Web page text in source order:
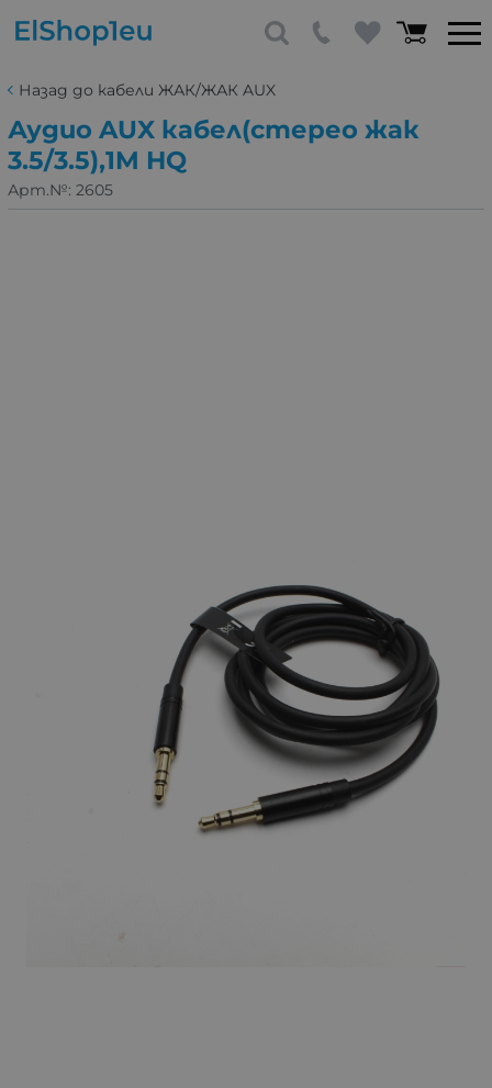
Назад до кабели ЖАК/ЖАК AUX
Аудио AUX кабел(стерео жак
3.5/3.5),1M HQ
Арт.№: 2605